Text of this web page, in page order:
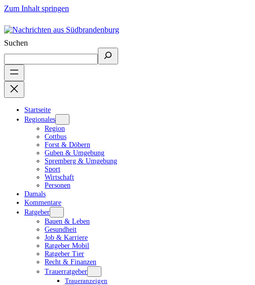
Zum Inhalt springen
Suchen
Startseite
Regionales
Region
Cottbus
Forst & Döbern
Guben & Umgebung
Spremberg & Umgebung
Sport
Wirtschaft
Personen
Damals
Kommentare
Ratgeber
Bauen & Leben
Gesundheit
Job & Karriere
Ratgeber Mobil
Ratgeber Tier
Recht & Finanzen
Trauerratgeber
Traueranzeigen